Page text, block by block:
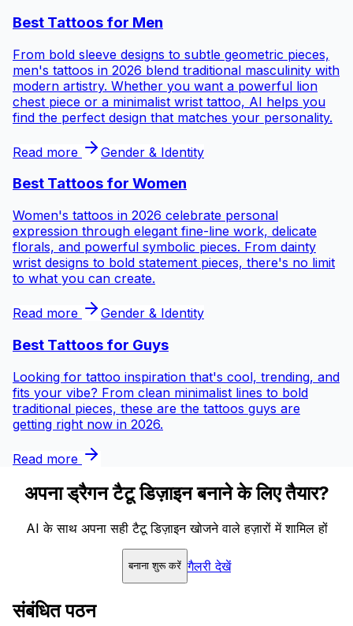
Best Tattoos for Men
From bold sleeve designs to subtle geometric pieces,
men's tattoos in 2026 blend traditional masculinity with
modern artistry. Whether you want a powerful lion
chest piece or a minimalist wrist tattoo, AI helps you
find the perfect design that matches your personality.
Read more Gender & Identity
Best Tattoos for Women
Women's tattoos in 2026 celebrate personal
expression through elegant fine-line work, delicate
florals, and powerful symbolic pieces. From dainty
wrist designs to bold statement pieces, there's no limit
to what you can create.
Read more Gender & Identity
Best Tattoos for Guys
Looking for tattoo inspiration that's cool, trending, and
fits your vibe? From clean minimalist lines to bold
traditional pieces, these are the tattoos guys are
getting right now in 2026.
Read more
अपना ड्रैगन टैटू डिज़ाइन बनाने के लिए तैयार?
AI के साथ अपना सही टैटू डिज़ाइन खोजने वाले हज़ारों में शामिल हों
बनाना शुरू करें गैलरी देखें
संबंधित पठन